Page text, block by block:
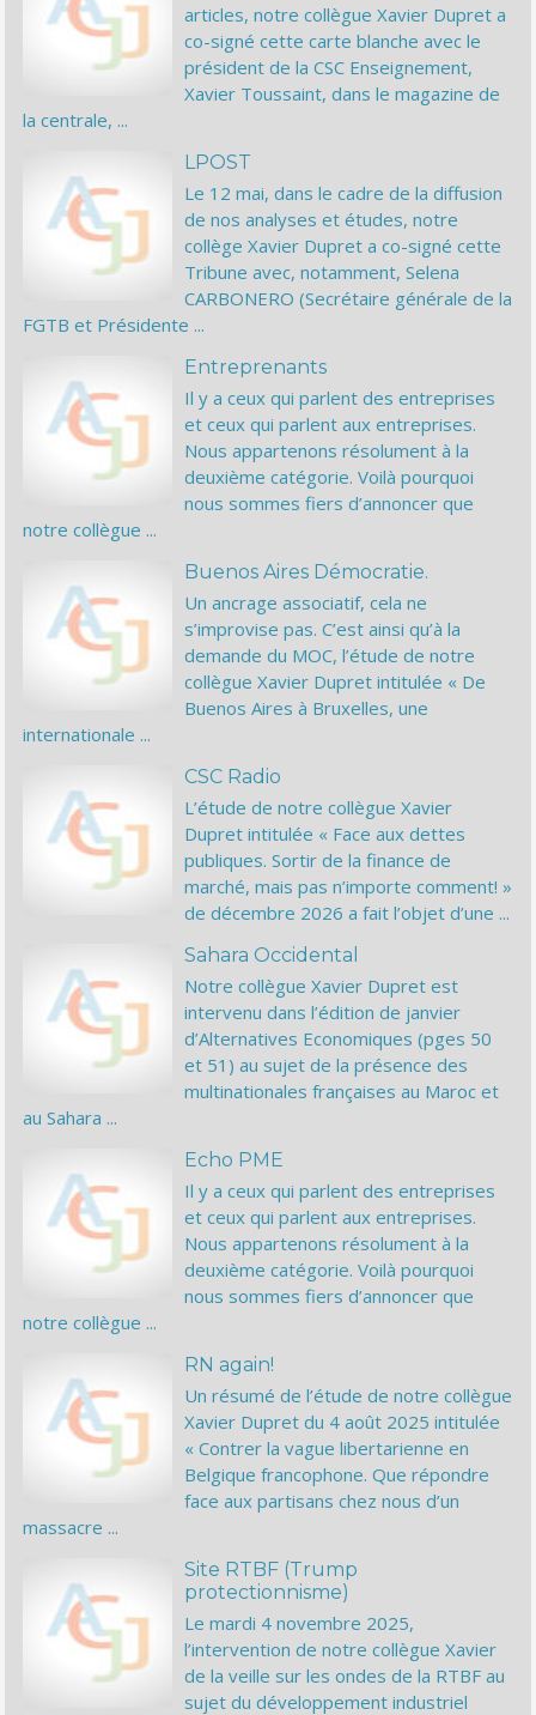
articles, notre collègue Xavier Dupret a
co-signé cette carte blanche avec le
président de la CSC Enseignement,
Xavier Toussaint, dans le magazine de
la centrale, ...
LPOST
Le 12 mai, dans le cadre de la diffusion
de nos analyses et études, notre
collège Xavier Dupret a co-signé cette
Tribune avec, notamment, Selena
CARBONERO (Secrétaire générale de la
FGTB et Présidente ...
Entreprenants
Il y a ceux qui parlent des entreprises
et ceux qui parlent aux entreprises.
Nous appartenons résolument à la
deuxième catégorie. Voilà pourquoi
nous sommes fiers d’annoncer que
notre collègue ...
Buenos Aires Démocratie.
Un ancrage associatif, cela ne
s’improvise pas. C’est ainsi qu’à la
demande du MOC, l’étude de notre
collègue Xavier Dupret intitulée « De
Buenos Aires à Bruxelles, une
internationale ...
CSC Radio
L’étude de notre collègue Xavier
Dupret intitulée « Face aux dettes
publiques. Sortir de la finance de
marché, mais pas n’importe comment! »
de décembre 2026 a fait l’objet d’une ...
Sahara Occidental
Notre collègue Xavier Dupret est
intervenu dans l’édition de janvier
d’Alternatives Economiques (pges 50
et 51) au sujet de la présence des
multinationales françaises au Maroc et
au Sahara ...
Echo PME
Il y a ceux qui parlent des entreprises
et ceux qui parlent aux entreprises.
Nous appartenons résolument à la
deuxième catégorie. Voilà pourquoi
nous sommes fiers d’annoncer que
notre collègue ...
RN again!
Un résumé de l’étude de notre collègue
Xavier Dupret du 4 août 2025 intitulée
« Contrer la vague libertarienne en
Belgique francophone. Que répondre
face aux partisans chez nous d’un
massacre ...
Site RTBF (Trump
protectionnisme)
Le mardi 4 novembre 2025,
l’intervention de notre collègue Xavier
de la veille sur les ondes de la RTBF au
sujet du développement industriel